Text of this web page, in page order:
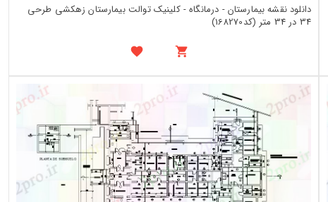
دانلود نقشه بیمارستان - درمانگاه - کلینیک توالت بیمارستان زهکشی طرحی
34 در 34 متر (کد168270)